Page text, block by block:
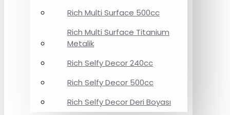
Rich Multi Surface 500cc
Rich Multi Surface Titanium
Metalik
Rich Selfy Decor 240cc
Rich Selfy Decor 500cc
Rich Selfy Decor Deri Boyası